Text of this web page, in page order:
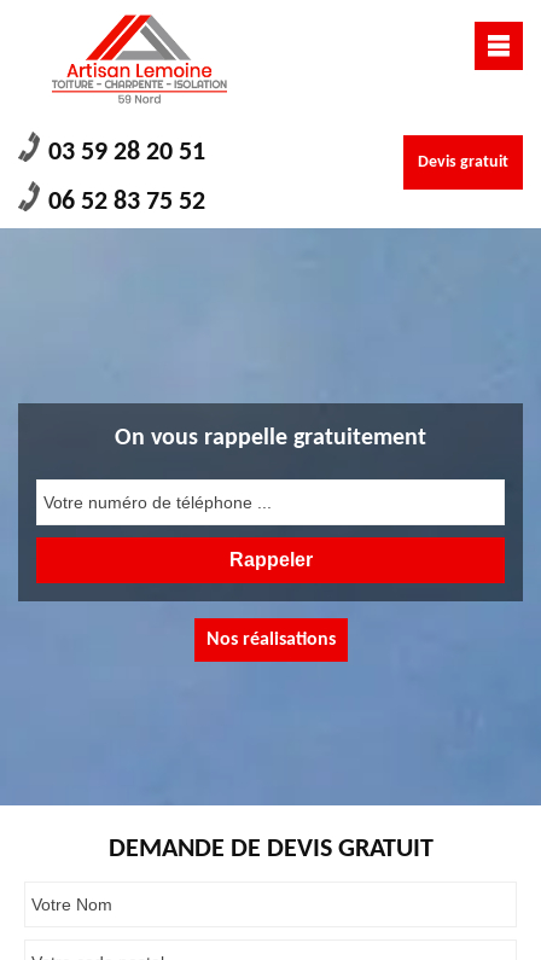
03 59 28 20 51
06 52 83 75 52
Devis gratuit
On vous rappelle gratuitement
Nos réalisations
DEMANDE DE DEVIS GRATUIT